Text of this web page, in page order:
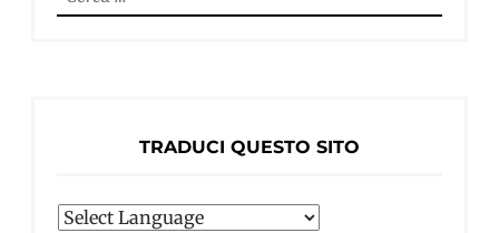
per:
TRADUCI QUESTO SITO